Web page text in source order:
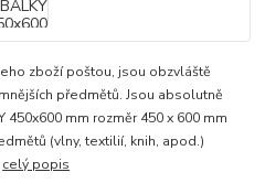
zboží poštou, jsou obzvláště
předmětů. Jsou absolutně
mm rozměr 450 x 600 mm
(vlny, textilií, knih, apod.)
celý popis